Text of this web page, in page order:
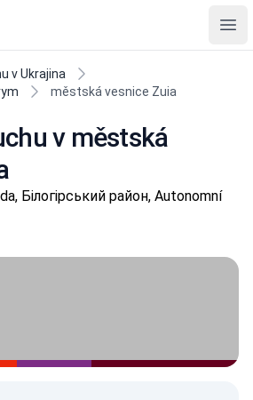
v Ukrajina
městská vesnice Zuia
v městská
Білогірський район, Autonomní